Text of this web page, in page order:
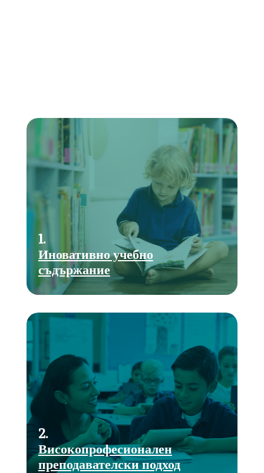
1.
Иновативно учебно
съдържание
2.
Високопрофесионален
преподавателски подход